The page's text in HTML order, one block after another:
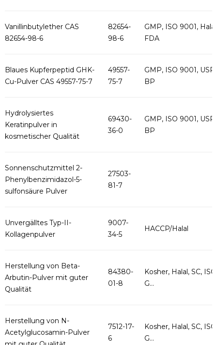
Vanillinbutylether CAS
82654-98-6
82654-
98-6
GMP, ISO 9001,
FDA
Blaues Kupferpeptid GHK-
Cu-Pulver CAS 49557-75-7
49557-
75-7
GMP, ISO 9001, USP,
BP
Hydrolysiertes
Keratinpulver in
kosmetischer Qualität
69430-
36-0
GMP, ISO 9001, USP,
BP
Sonnenschutzmittel 2-
Phenylbenzimidazol-5-
sulfonsäure Pulver
27503-
81-7
Unvergälltes Typ-II-
Kollagenpulver
9007-
34-5
HACCP/Halal
Herstellung von Beta-
Arbutin-Pulver mit guter
Qualität
84380-
01-8
Kosher, Halal, SC,
G...
Herstellung von N-
Acetylglucosamin-Pulver
7512-17-
6
Kosher, Halal, SC,
G...